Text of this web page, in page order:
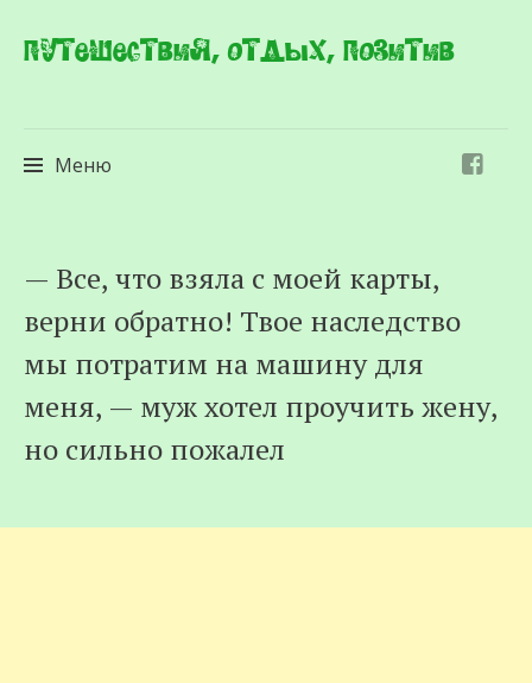
Путешествия, отдых, позитив
Меню
к
содержимому
— Все, что взяла с моей карты,
верни обратно! Твое наследство
мы потратим на машину для
меня, — муж хотел проучить жену,
но сильно пожалел